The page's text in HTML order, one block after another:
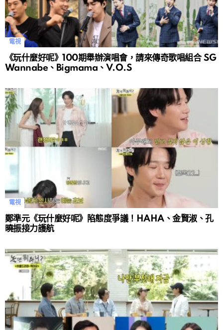
電視
《玩什麼好呢》100期舉辦演唱會，請來傳奇歌唱組合 SG
Wannabe、Bigmama、V.O.S
電視
鄭準元《玩什麼好呢》陷態度爭議！HAHA、金賢淑、孔
曉振接力護航